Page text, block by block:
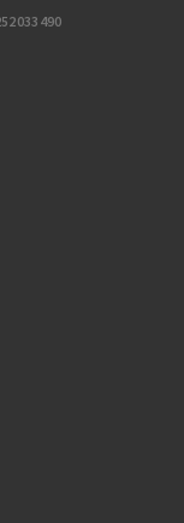
033 490